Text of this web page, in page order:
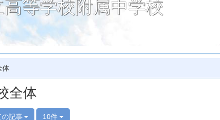
等学校附属中学校
体
全体
の記事 10件